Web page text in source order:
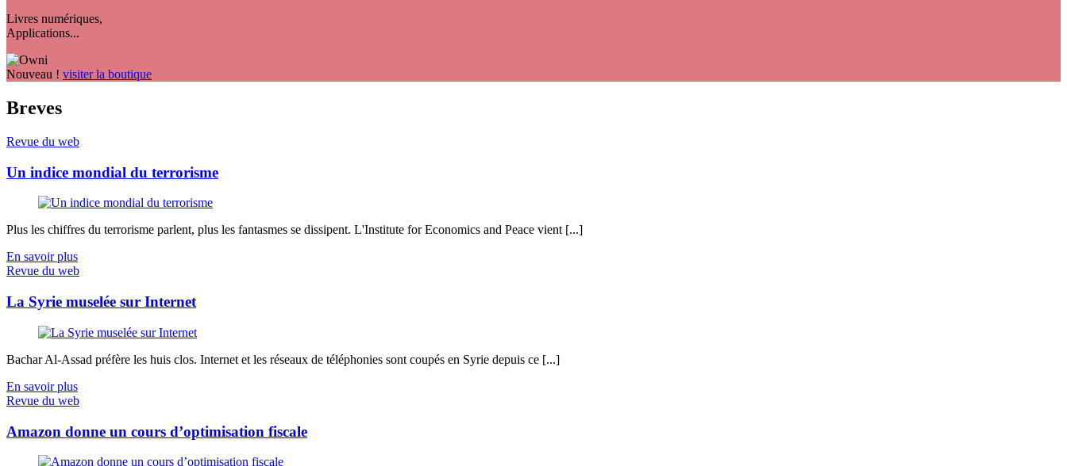
Livres numériques,
Applications...
Nouveau ! visiter la boutique
Breves
Revue du web
Un indice mondial du terrorisme
Plus les chiffres du terrorisme parlent, plus les fantasmes se dissipent. L'Institute for Economics and Peace vient [...]
En savoir plus
Revue du web
La Syrie muselée sur Internet
Bachar Al-Assad préfère les huis clos. Internet et les réseaux de téléphonies sont coupés en Syrie depuis ce [...]
En savoir plus
Revue du web
Amazon donne un cours d’optimisation fiscale